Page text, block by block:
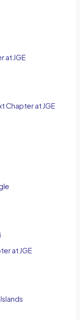
at JGE
Chapter at JGE
at JGE